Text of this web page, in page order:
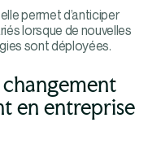
permet d’anticiper
lorsque de nouvelles
sont déployées.
en entreprise